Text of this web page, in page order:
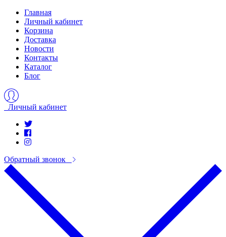
Главная
Личный кабинет
Корзина
Доставка
Новости
Контакты
Каталог
Блог
Личный кабинет
Обратный звонок